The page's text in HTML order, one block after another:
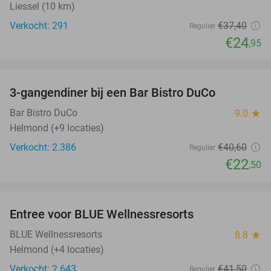
Liessel (10 km)
Verkocht: 291
Regulier €37,40
€24,95
3-gangendiner bij een Bar Bistro DuCo
Bar Bistro DuCo 9.0 star
Helmond (+9 locaties)
Verkocht: 2.386
Regulier €40,60
€22,50
Entree voor BLUE Wellnessresorts
BLUE Wellnessresorts 8.8 star
Helmond (+4 locaties)
Regulier